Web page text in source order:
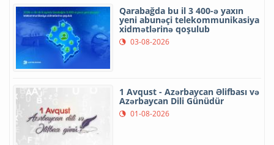
Qarabağda bu il 3 400-ə yaxın
yeni abunəçi telekommunikasiya
xidmətlərinə qoşulub
03-08-2026
1 Avqust - Azərbaycan Əlifbası və
Azərbaycan Dili Günüdür
01-08-2026